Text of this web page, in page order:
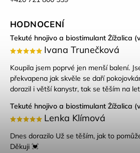
HODNOCENÍ
Ivana Trunečková
Koupila jsem poprvé jen menší balení.
překvapena jak skvěle se daří
dorazil i větší kanystr, tak se těším na
Lenka Klímová
Dnes dorazilo Už se těším, jak to
Děkuji 💓